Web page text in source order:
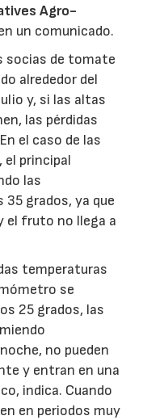
Agro-
un comunicado.
socias de tomate
alrededor del
y, si las altas
las pérdidas
el caso de las
principal
las
grados, ya que
el fruto no llega a
temperaturas
se
25 grados, las
no pueden
y entran en una
indica. Cuando
en periodos muy